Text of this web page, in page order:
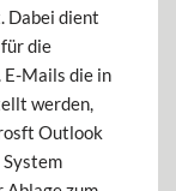
Dabei dient
die
E-Mails die in
werden,
Outlook